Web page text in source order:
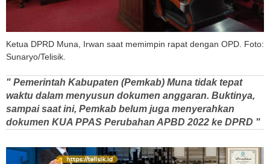
Ketua DPRD Muna, Irwan saat memimpin rapat dengan OPD. Foto:
Sunaryo/Telisik.
" Pemerintah Kabupaten (Pemkab) Muna tidak tepat
waktu dalam menyusun dokumen anggaran. Buktinya,
sampai saat ini, Pemkab belum juga menyerahkan
dokumen KUA PPAS Perubahan APBD 2022 ke DPRD "